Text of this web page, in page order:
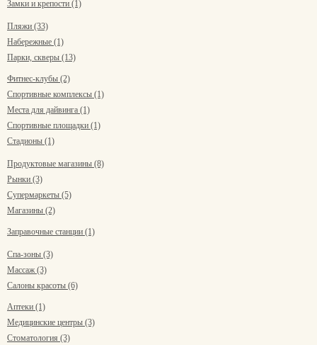
Замки и крепости (1)
Пляжи (33)
Набережные (1)
Парки, скверы (13)
Фитнес-клубы (2)
Спортивные комплексы (1)
Места для дайвинга (1)
Спортивные площадки (1)
Стадионы (1)
Продуктовые магазины (8)
Рынки (3)
Супермаркеты (5)
Магазины (2)
Заправочные станции (1)
Спа-зоны (3)
Массаж (3)
Салоны красоты (6)
Аптеки (1)
Медицинские центры (3)
Стоматология (3)